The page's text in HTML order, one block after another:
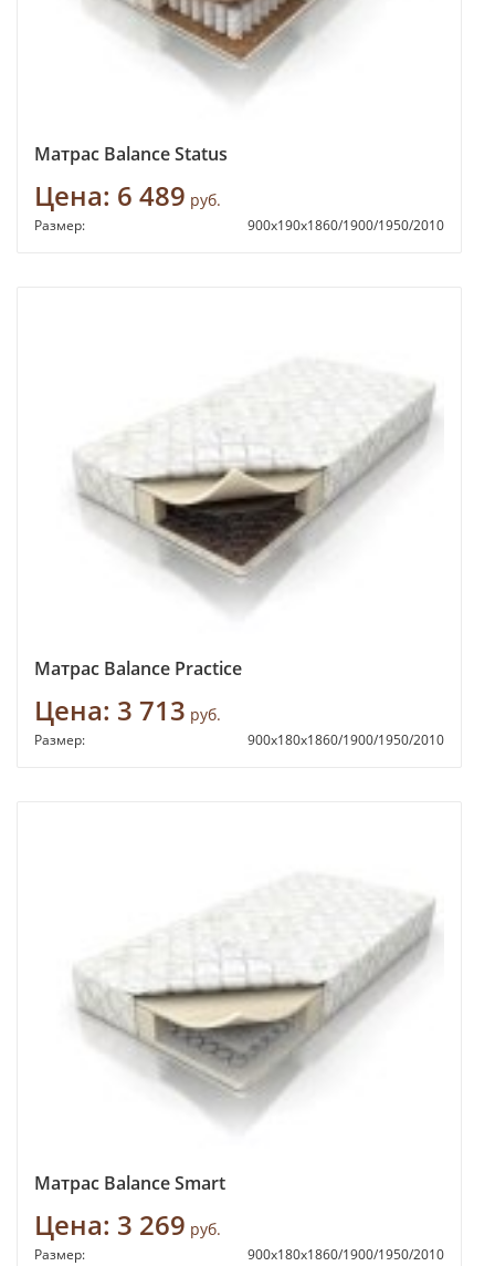
Матрас Balance Status
Цена: 6 489 руб.
Размер: 900х190х1860/1900/1950/2010
Матрас Balance Practice
Цена: 3 713 руб.
Размер: 900х180х1860/1900/1950/2010
Матрас Balance Smart
Цена: 3 269 руб.
Размер: 900х180х1860/1900/1950/2010